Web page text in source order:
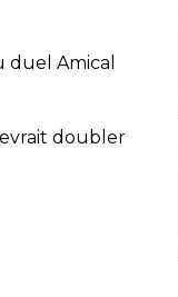
duel Amical
doubler